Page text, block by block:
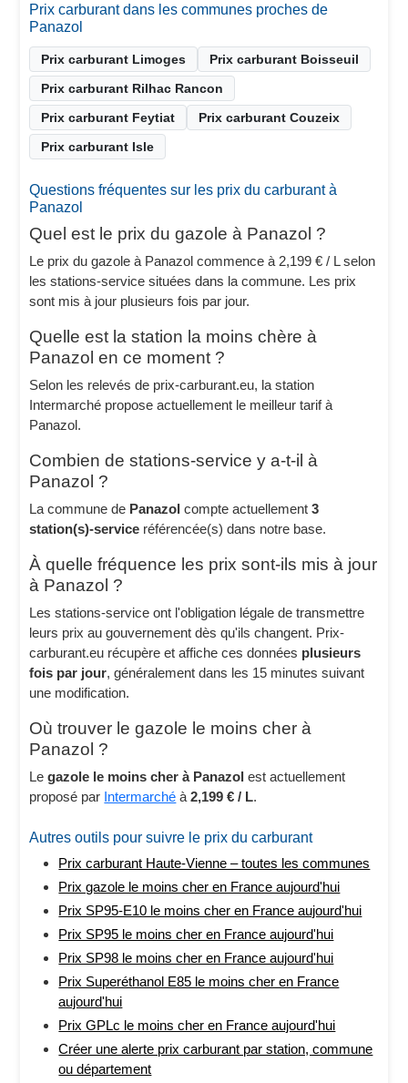
Prix carburant dans les communes proches de
Panazol
Prix carburant Limoges
Prix carburant Boisseuil
Prix carburant Rilhac Rancon
Prix carburant Feytiat
Prix carburant Couzeix
Prix carburant Isle
Questions fréquentes sur les prix du carburant à
Panazol
Quel est le prix du gazole à Panazol ?
Le prix du gazole à Panazol commence à 2,199 € / L selon
les stations-service situées dans la commune. Les prix
sont mis à jour plusieurs fois par jour.
Quelle est la station la moins chère à
Panazol en ce moment ?
Selon les relevés de prix-carburant.eu, la station
Intermarché propose actuellement le meilleur tarif à
Panazol.
Combien de stations-service y a-t-il à
Panazol ?
La commune de Panazol compte actuellement3
station(s)-service référencée(s) dans notre base.
À quelle fréquence les prix sont-ils mis à jour
à Panazol ?
Les stations-service ont l'obligation légale de transmettre
leurs prix au gouvernement dès qu'ils changent. Prix-
carburant.eu récupère et affiche ces données plusieurs
fois par jour, généralement dans les 15 minutes suivant
une modification.
Où trouver le gazole le moins cher à
Panazol ?
Legazole le moins cher à Panazol est actuellement
proposé par Intermarché à2,199 € / L.
Autres outils pour suivre le prix du carburant
Prix carburant Haute-Vienne – toutes les communes
Prix gazole le moins cher en France aujourd'hui
Prix SP95-E10 le moins cher en France aujourd'hui
Prix SP95 le moins cher en France aujourd'hui
Prix SP98 le moins cher en France aujourd'hui
Prix Superéthanol E85 le moins cher en France
aujourd'hui
Prix GPLc le moins cher en France aujourd'hui
Créer une alerte prix carburant par station, commune
ou département